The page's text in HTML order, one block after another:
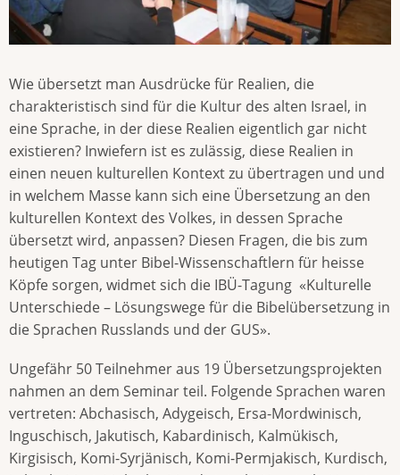
Wie übersetzt man Ausdrücke für Realien, die
charakteristisch sind für die Kultur des alten Israel, in
eine Sprache, in der diese Realien eigentlich gar nicht
existieren? Inwiefern ist es zulässig, diese Realien in
einen neuen kulturellen Kontext zu übertragen und und
in welchem Masse kann sich eine Übersetzung an den
kulturellen Kontext des Volkes, in dessen Sprache
übersetzt wird, anpassen? Diesen Fragen, die bis zum
heutigen Tag unter Bibel-Wissenschaftlern für heisse
Köpfe sorgen, widmet sich die IBÜ-Tagung «Kulturelle
Unterschiede – Lösungswege für die Bibelübersetzung in
die Sprachen Russlands und der GUS».
Ungefähr 50 Teilnehmer aus 19 Übersetzungsprojekten
nahmen an dem Seminar teil. Folgende Sprachen waren
vertreten: Abchasisch, Adygeisch, Ersa-Mordwinisch,
Inguschisch, Jakutisch, Kabardinisch, Kalmükisch,
Kirgisisch, Komi-Syrjänisch, Komi-Permjakisch, Kurdisch,